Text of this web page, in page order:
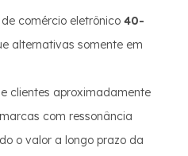
comércio eletrônico 40-
alternativas somente em
clientes aproximadamente
com ressonância
o valor a longo prazo da